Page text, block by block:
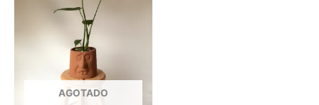
AGOTADO